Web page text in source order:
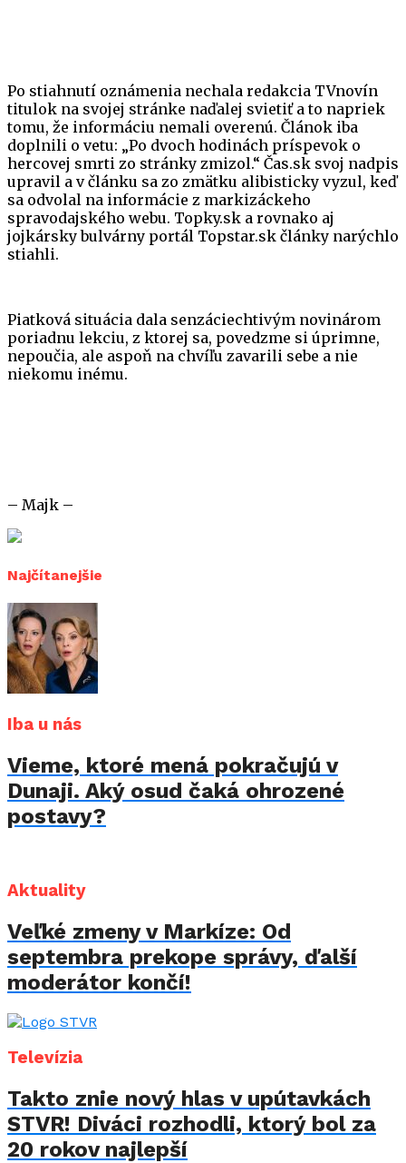
Po stiahnutí oznámenia nechala redakcia TVnovín
titulok na svojej stránke naďalej svietiť a to napriek
tomu, že informáciu nemali overenú. Článok iba
doplnili o vetu: „Po dvoch hodinách príspevok o
hercovej smrti zo stránky zmizol.“ Čas.sk svoj nadpis
upravil a v článku sa zo zmätku alibisticky vyzul, keď
sa odvolal na informácie z markizáckeho
spravodajského webu. Topky.sk a rovnako aj
jojkársky bulvárny portál Topstar.sk články narýchlo
stiahli.
Piatková situácia dala senzáciechtivým novinárom
poriadnu lekciu, z ktorej sa, povedzme si úprimne,
nepoučia, ale aspoň na chvíľu zavarili sebe a nie
niekomu inému.
– Majk –
Najčítanejšie
Iba u nás
Vieme, ktoré mená pokračujú v
Dunaji. Aký osud čaká ohrozené
postavy?
Aktuality
Veľké zmeny v Markíze: Od
septembra prekope správy, ďalší
moderátor končí!
Televízia
Takto znie nový hlas v upútavkách
STVR! Diváci rozhodli, ktorý bol za
20 rokov najlepší